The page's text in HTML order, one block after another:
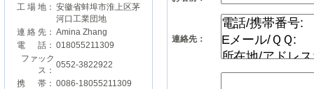
工 場 地： 安徽省蚌埠市淮上区茅
河口工業団地
連 絡 先： Amina Zhang
電 話： 018055211309
ファック
ス：
0552-3822922
携 帯： 0086-18055211309
連絡先：